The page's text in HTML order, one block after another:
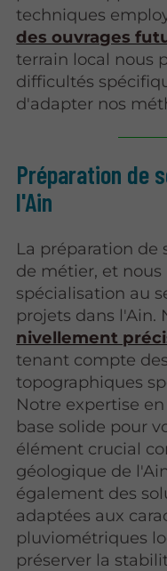
techniques
des ouvrages
terrain local nous
difficultés
d'adapter nos
Préparation de
l'Ain
La préparation
de métier, et
spécialisation au
projets dans l'Ain.
nivellement
tenant compte
topographiques
Notre expertise
base solide pour
élément crucial
géologique de
également des
adaptées aux
pluviométriques
préserver la